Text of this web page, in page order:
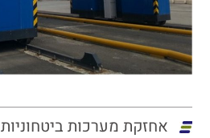
אחזקת מערכות ביטחוניות